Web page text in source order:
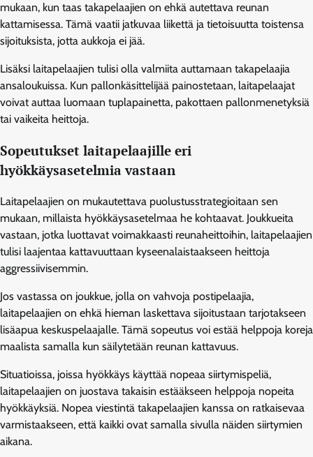
mukaan, kun taas takapelaajien on ehkä autettava reunan
kattamisessa. Tämä vaatii jatkuvaa liikettä ja tietoisuutta toistensa
sijoituksista, jotta aukkoja ei jää.
Lisäksi laitapelaajien tulisi olla valmiita auttamaan takapelaajia
ansaloukuissa. Kun pallonkäsittelijää painostetaan, laitapelaajat
voivat auttaa luomaan tuplapainetta, pakottaen pallonmenetyksiä
tai vaikeita heittoja.
Sopeutukset laitapelaajille eri
hyökkäysasetelmia vastaan
Laitapelaajien on mukautettava puolustusstrategioitaan sen
mukaan, millaista hyökkäysasetelmaa he kohtaavat. Joukkueita
vastaan, jotka luottavat voimakkaasti reunaheittoihin, laitapelaajien
tulisi laajentaa kattavuuttaan kyseenalaistaakseen heittoja
aggressiivisemmin.
Jos vastassa on joukkue, jolla on vahvoja postipelaajia,
laitapelaajien on ehkä hieman laskettava sijoitustaan tarjotakseen
lisäapua keskuspelaajalle. Tämä sopeutus voi estää helppoja koreja
maalista samalla kun säilytetään reunan kattavuus.
Situatioissa, joissa hyökkäys käyttää nopeaa siirtymispeliä,
laitapelaajien on juostava takaisin estääkseen helppoja nopeita
hyökkäyksiä. Nopea viestintä takapelaajien kanssa on ratkaisevaa
varmistaakseen, että kaikki ovat samalla sivulla näiden siirtymien
aikana.